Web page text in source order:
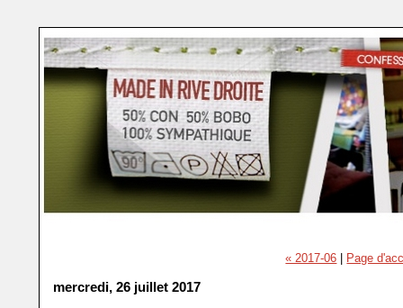
« 2017-06 Page
mercredi, 26 juillet 2017